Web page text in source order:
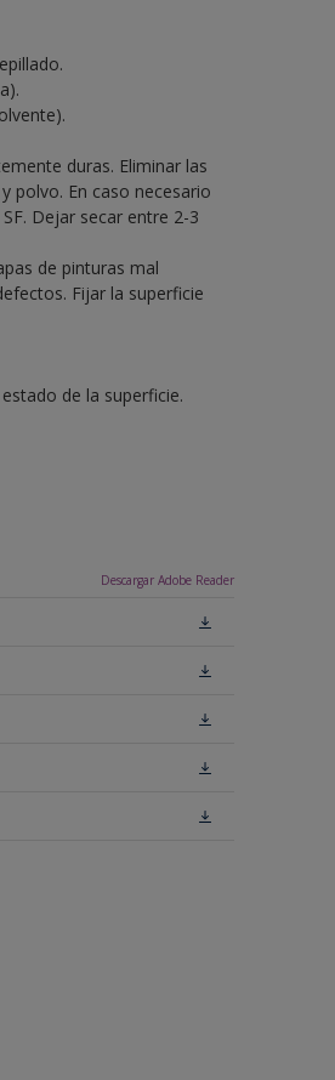
duras. Eliminar las
polvo. En caso necesario
Dejar secar entre 2-3
de pinturas mal
Fijar la superficie
de la superficie.
Descargar Adobe Reader